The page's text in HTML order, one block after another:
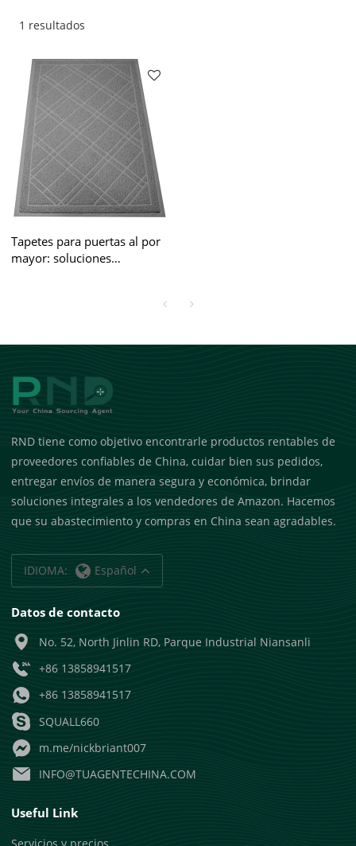
1 resultados
Tapetes para puertas al por
mayor: soluciones
RND tiene como objetivo encontrarle productos rentables de
proveedores confiables de China, cuidar bien sus pedidos,
entregar envíos de manera segura y económica, brindar
soluciones integrales a los vendedores de Amazon. Hacemos
que su abastecimiento y compras en China sean agradables.
IDIOMA: Español
Datos de contacto
No. 52, North Jinlin RD, Parque Industrial Niansanli
+86 13858941517
+86 13858941517
SQUALL660
m.me/nickbriant007
INFO@TUAGENTECHINA.COM
Useful Link
Servicios y precios